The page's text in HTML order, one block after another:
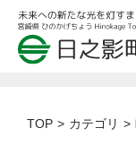
TOP カテゴリ